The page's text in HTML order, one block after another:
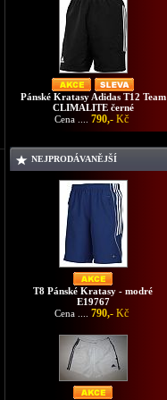
Pánské Kratasy Adidas T12 Team
CLIMALITE černé
Cena .... 790,- Kč
NEJPRODÁVANĚJŠÍ
T8 Pánské Kratasy - modré
E19767
Cena .... 790,- Kč